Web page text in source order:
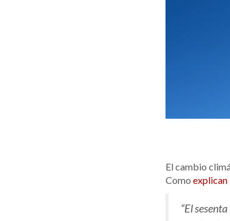
El cambio
Como explican
“El